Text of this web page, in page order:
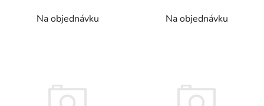
Na objednávku
Na objednávku